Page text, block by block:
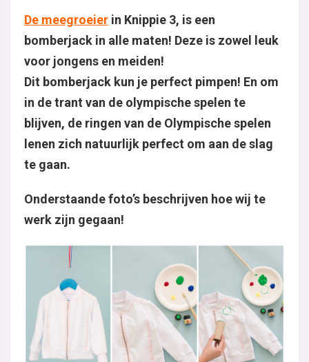
De meegroeier in Knippie 3, is een
bomberjack in alle maten! Deze is zowel leuk
voor jongens en meiden!
Dit bomberjack kun je perfect pimpen! En om
in de trant van de olympische spelen te
blijven, de ringen van de Olympische spelen
lenen zich natuurlijk perfect om aan de slag
te gaan.
Onderstaande foto’s beschrijven hoe wij te
werk zijn gegaan!